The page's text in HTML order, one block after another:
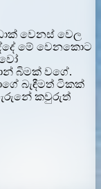
වෙනස් වෙල
මේ වෙනකොට
බිමක් වගේ.
බැඳීමත් ටිකක්
කවුරුත්